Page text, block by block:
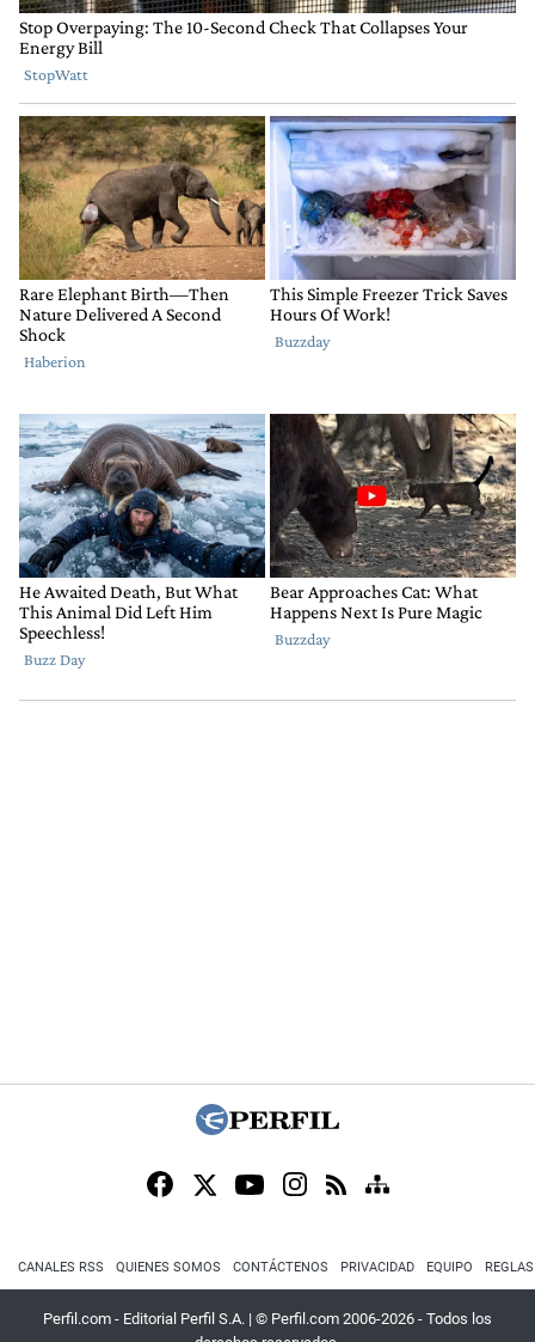
CANALES RSS QUIENES SOMOS CONTÁCTENOS PRIVACIDAD EQUIPO
Perfil.com - Editorial Perfil S.A. | © Perfil.com 2006-2026 - Todos los